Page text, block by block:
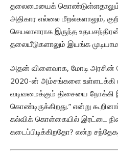
தலைமையைக் கொண்டுள்ளதாலும்,
அதிகார எல்லை மீறல்களாலும்,
செயலாளராக இருந்த
தலையீடுகளாலும் இயங்க
அதன் விளைவாக, மோடி
2020-ன் அம்சங்களை
வடிவமைக்கும் திசையை நோக்கி
கொண்டிருக்கிறது.” என்று
கல்விக் கொள்கையில் இரட்டை
கடைப்பிடிக்கிறதோ? என்ற